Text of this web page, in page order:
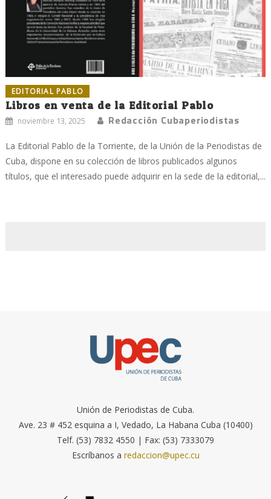
EDITORIAL PABLO
Libros en venta de la Editorial Pablo
noviembre 13, 2025 Redacción Cubaperiodistas
La Editorial Pablo de la Torriente, de la Unión de la Periodistas de
Cuba, dispone en su colección de libros publicados algunos
títulos, que el interesado puede adquirir en la sede de la editorial,...
Unión de Periodistas de Cuba.
Ave. 23 # 452 esquina a I, Vedado, La Habana Cuba (10400)
Telf. (53) 7832 4550 | Fax: (53) 7333079
Escríbanos a redaccion@upec.cu